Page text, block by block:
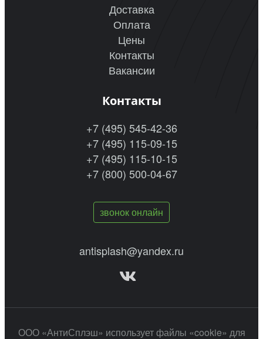
Доставка
Оплата
Цены
Контакты
Вакансии
Контакты
+7 (495) 545-42-36
+7 (495) 115-09-15
+7 (495) 115-10-15
+7 (800) 500-04-67
звонок онлайн
antisplash@yandex.ru
ООО «АнтиСплэш» использует файлы «cookie» для